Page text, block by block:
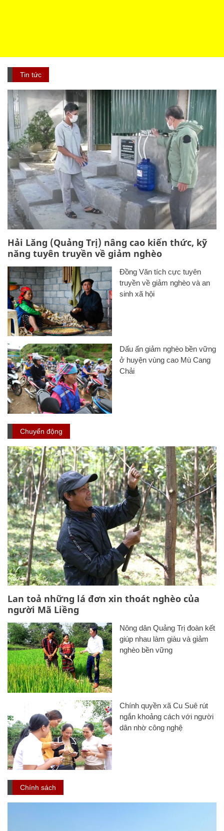
Tin tức
Hải Lăng (Quảng Trị) nâng cao kiến thức, kỹ
năng tuyên truyền về giảm nghèo
Đồng Văn tích cực tuyên
truyền về giảm nghèo và an
sinh xã hội
Dấu ấn giảm nghèo bền vững
ở huyện vùng cao Mù Cang
Chải
Chuyển động
Lan toả những lá đơn xin thoát nghèo của
người Mã Liềng
Nông dân Quảng Trị đoàn kết
giúp nhau làm giàu và giảm
nghèo bền vững
Chính quyền xã Cu Suê rút
ngắn khoảng cách với người
dân nhờ công nghệ
Chính sách